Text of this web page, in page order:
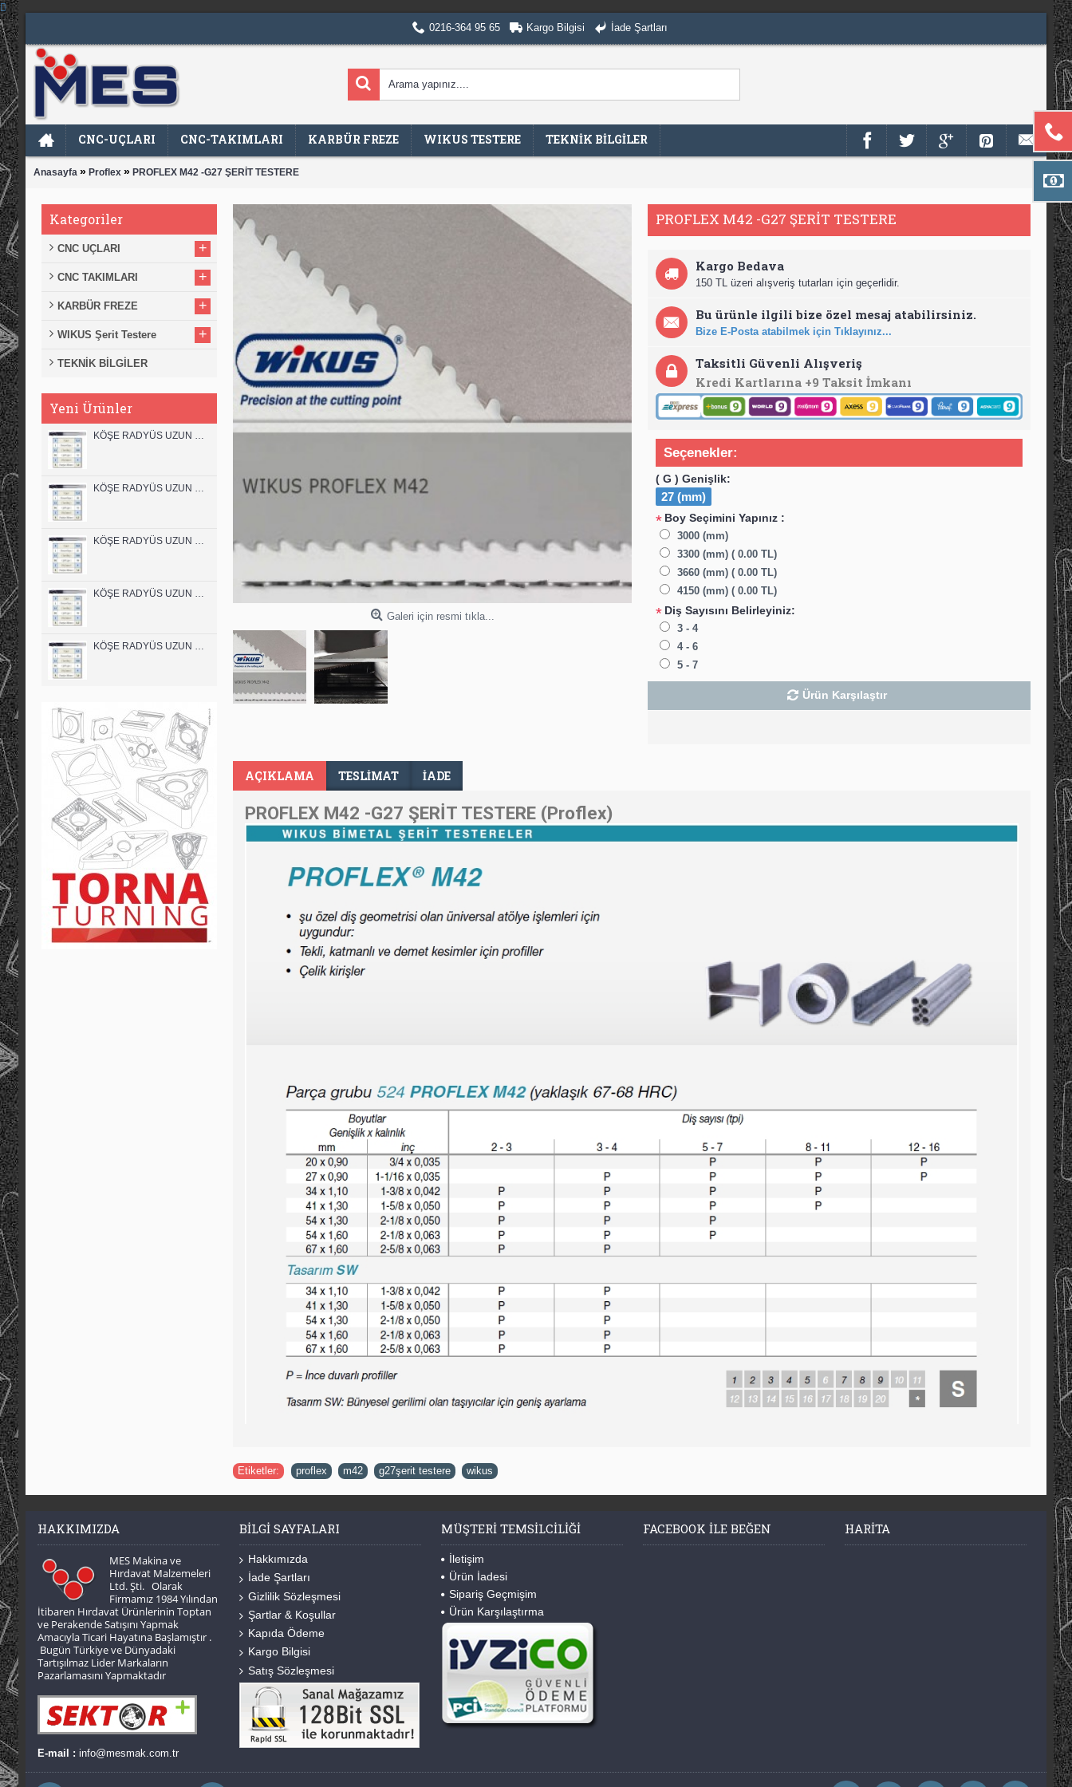
0216-364 95 65 Kargo Bilgisi İade Şartları
CNC-UÇLARI CNC-TAKIMLARI KARBÜR FREZE WIKUS TESTERE TEKNİK BİLGİLER
Anasayfa » Proflex » PROFLEX M42 -G27 ŞERİT TESTERE
Kategoriler
CNC UÇLARI +
CNC TAKIMLARI +
KARBÜR FREZE +
WIKUS Şerit Testere +
TEKNİK BİLGİLER
Yeni Ürünler
Galeri için resmi tıkla...
PROFLEX M42 -G27 ŞERİT TESTERE
Kargo Bedava
150 TL üzeri alışveriş tutarları için geçerlidir.
Bu ürünle ilgili bize özel mesaj atabilirsiniz.
Bize E-Posta atabilmek için Tıklayınız...
Taksitli Güvenli Alışveriş
Kredi Kartlarına +9 Taksit İmkanı
Seçenekler:
( G ) Genişlik:
27 (mm)
* Boy Seçimini Yapınız :
3000 (mm)
3300 (mm) ( 0.00 TL)
3660 (mm) ( 0.00 TL)
4150 (mm) ( 0.00 TL)
* Diş Sayısını Belirleyiniz:
3 - 4
4 - 6
5 - 7
Ürün Karşılaştır
AÇIKLAMA TESLIMAT İADE
PROFLEX M42 -G27 ŞERİT TESTERE (Proflex)
Etiketler: proflex m42 g27şerit testere wikus
HAKKIMIZDA
MES Makina ve
Hırdavat Malzemeleri
Ltd. Şti. Olarak
Firmamız 1984 Yılından
İtibaren Hırdavat Ürünlerinin Toptan
ve Perakende Satışını Yapmak
Amacıyla Ticari Hayatına Başlamıştır .
Bugün Türkiye ve Dünyadaki
Tartışılmaz Lider Markaların
Pazarlamasını Yapmaktadır
E-mail : info@mesmak.com.tr
BILGI SAYFALARI
Hakkımızda
İade Şartları
Gizlilik Sözleşmesi
Şartlar & Koşullar
Kapıda Ödeme
Kargo Bilgisi
Satış Sözleşmesi
MÜŞTERI TEMSILCILIĞI
İletişim
Ürün İadesi
Sipariş Geçmişim
Ürün Karşılaştırma
FACEBOOK ILE BEĞEN HARITA